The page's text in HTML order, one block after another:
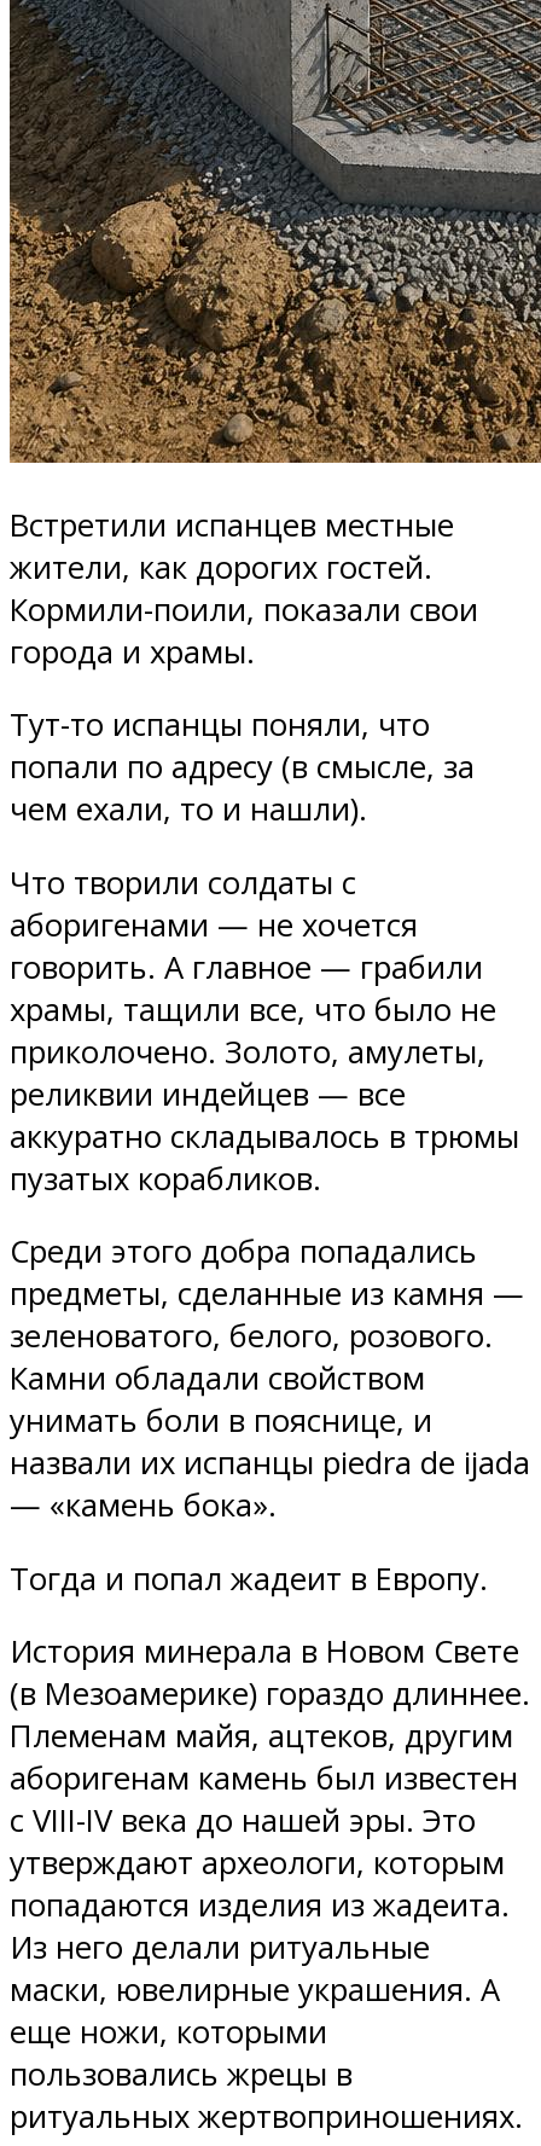
Встретили испанцев местные
жители, как дорогих гостей.
Кормили-поили, показали свои
города и храмы.
Тут-то испанцы поняли, что
попали по адресу (в смысле, за
чем ехали, то и нашли).
Что творили солдаты с
аборигенами — не хочется
говорить. А главное — грабили
храмы, тащили все, что было не
приколочено. Золото, амулеты,
реликвии индейцев — все
аккуратно складывалось в трюмы
пузатых корабликов.
Среди этого добра попадались
предметы, сделанные из камня —
зеленоватого, белого, розового.
Камни обладали свойством
унимать боли в пояснице, и
назвали их испанцы piedra de ijada
— «камень бока».
Тогда и попал жадеит в Европу.
История минерала в Новом Свете
(в Мезоамерике) гораздо длиннее.
Племенам майя, ацтеков, другим
аборигенам камень был известен
с VIII-IV века до нашей эры. Это
утверждают археологи, которым
попадаются изделия из жадеита.
Из него делали ритуальные
маски, ювелирные украшения. А
еще ножи, которыми
пользовались жрецы в
ритуальных жертвоприношениях.